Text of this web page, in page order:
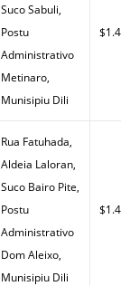
Suco Sabuli,
Postu
Administrativo
Metinaro,
Munisipiu Dili
$1.43
Rua Fatuhada,
Aldeia Laloran,
Suco Bairo Pite,
Postu
Administrativo
Dom Aleixo,
Munisipiu Dili
$1.42